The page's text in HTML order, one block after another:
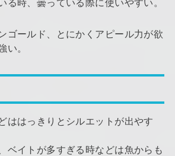
る時、曇っている際に使いやすい。
ゴールド、とにかくアピール力が欲
い。
ははっきりとシルエットが出やす
ベイトが多すぎる時などは魚からも